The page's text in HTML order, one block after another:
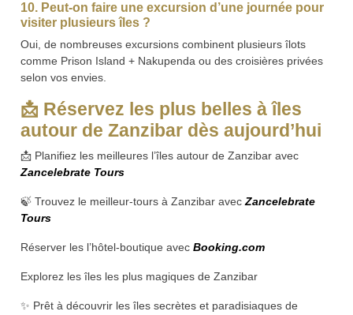
10. Peut-on faire une excursion d’une journée pour
visiter plusieurs îles ?
Oui, de nombreuses excursions combinent plusieurs îlots
comme Prison Island + Nakupenda ou des croisières privées
selon vos envies.
📩 Réservez les plus belles à îles
autour de Zanzibar dès aujourd’hui
📩 Planifiez les meilleures l’îles autour de Zanzibar avec
Zancelebrate Tours
🍃 Trouvez le meilleur-tours à Zanzibar avecZancelebrate
Tours
Réserver les l’hôtel-boutique avec Booking.com
Explorez les îles les plus magiques de Zanzibar
✨ Prêt à découvrir les îles secrètes et paradisiaques de